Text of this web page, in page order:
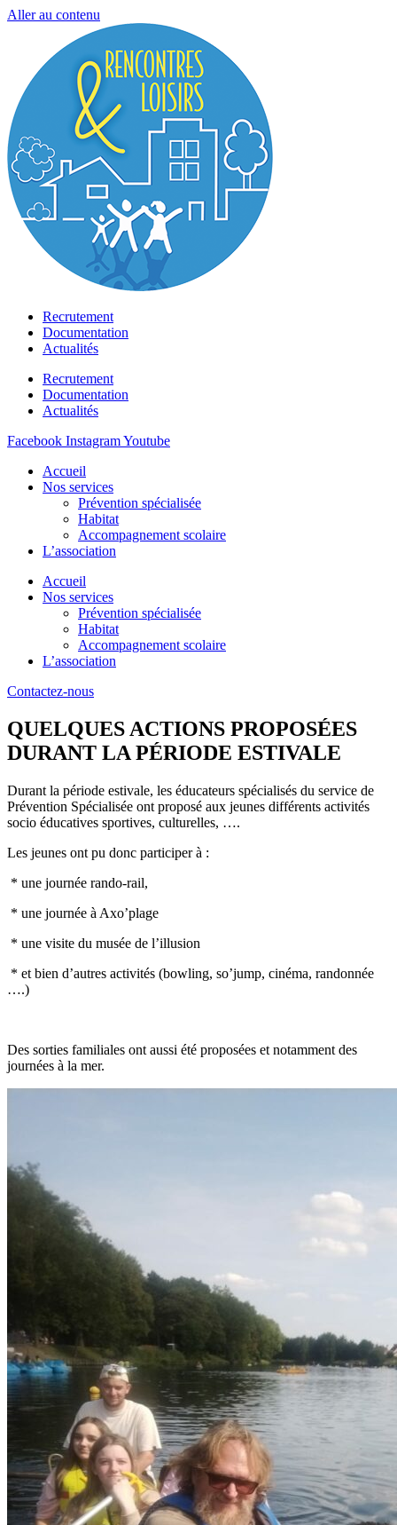
Aller au contenu
Recrutement
Documentation
Actualités
Recrutement
Documentation
Actualités
Facebook InstagramYoutube
Accueil
Nos services
Prévention spécialisée
Habitat
Accompagnement scolaire
L’association
Accueil
Nos services
Prévention spécialisée
Habitat
Accompagnement scolaire
L’association
Contactez-nous
QUELQUES ACTIONS PROPOSÉES
DURANT LA PÉRIODE ESTIVALE
Durant la période estivale, les éducateurs spécialisés du service de
Prévention Spécialisée ont proposé aux jeunes différents activités
socio éducatives sportives, culturelles, ….
Les jeunes ont pu donc participer à :
* une journée rando-rail,
* une journée à Axo’plage
* une visite du musée de l’illusion
* et bien d’autres activités (bowling, so’jump, cinéma, randonnée
….)
Des sorties familiales ont aussi été proposées et notamment des
journées à la mer.